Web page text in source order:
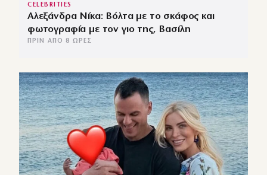
CELEBRITIES
Αλεξάνδρα Νίκα: Βόλτα με το σκάφος και
φωτογραφία με τον γιο της, Βασίλη
ΠΡΙΝ ΑΠΌ 8 ΏΡΕΣ